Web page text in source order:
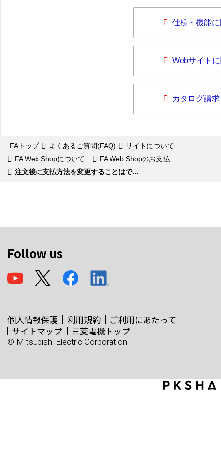
仕様・機能
Webサイト
カタログ請求
FAトップ よくあるご質問(FAQ)
サイトについて
FA Web Shopについて
FA Web Shopのお支払
注文後に支払方法を変更することはで...
Follow us
個人情報保護 利用規約
ご利用にあたって
サイトマップ
三菱電機トップ
© Mitsubishi Electric Corporation